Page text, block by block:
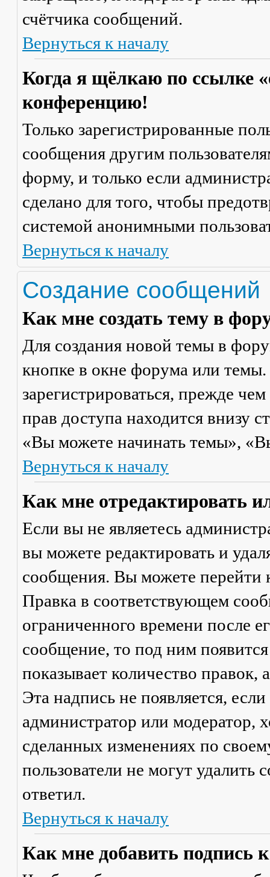
счётчика сообщений.
Вернуться к началу
Когда я щёлкаю по ссылке
конференцию!
Только зарегистрированные
сообщения другим
форму, и только если
сделано для того, чтобы
системой анонимными
Вернуться к началу
Создание сообщений
Как мне создать тему в
Для создания новой темы в
кнопке в окне форума или
зарегистрироваться, прежде
прав доступа находится внизу
«Вы можете начинать темы»,
Вернуться к началу
Как мне отредактировать
Если вы не являетесь
вы можете редактировать и
сообщения. Вы можете перейти
Правка в соответствующем
ограниченного времени после
сообщение, то под ним
показывает количество правок,
Эта надпись не появляется,
администратор или модератор,
сделанных изменениях по
пользователи не могут удалить
ответил.
Вернуться к началу
Как мне добавить подпись